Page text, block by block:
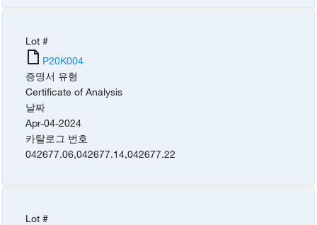
Lot #
P20K004
증명서 유형
Certificate of Analysis
날짜
Apr-04-2024
카탈로그 번호
042677.06,042677.14,042677.22
Lot #